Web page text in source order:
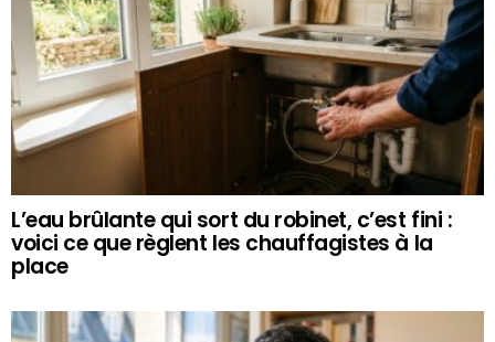
L’eau brûlante qui sort du robinet, c’est fini :
voici ce que règlent les chauffagistes à la
place